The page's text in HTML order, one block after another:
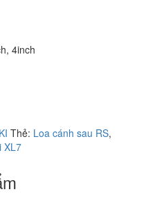
4inch
Thẻ: Loa cánh sau RS,
XL7